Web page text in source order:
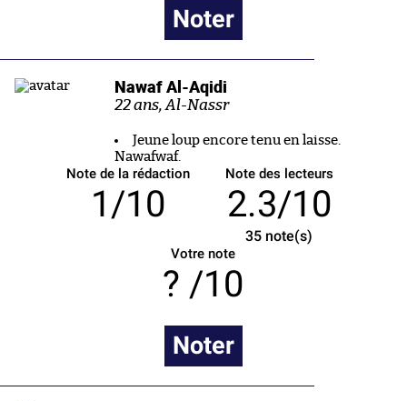
Noter
Nawaf Al-Aqidi
22 ans, Al-Nassr
Jeune loup encore tenu en laisse.
Nawafwaf.
Note de la rédaction
1/10
Note des lecteurs
2.3/10
35 note(s)
Votre note
/10
Noter